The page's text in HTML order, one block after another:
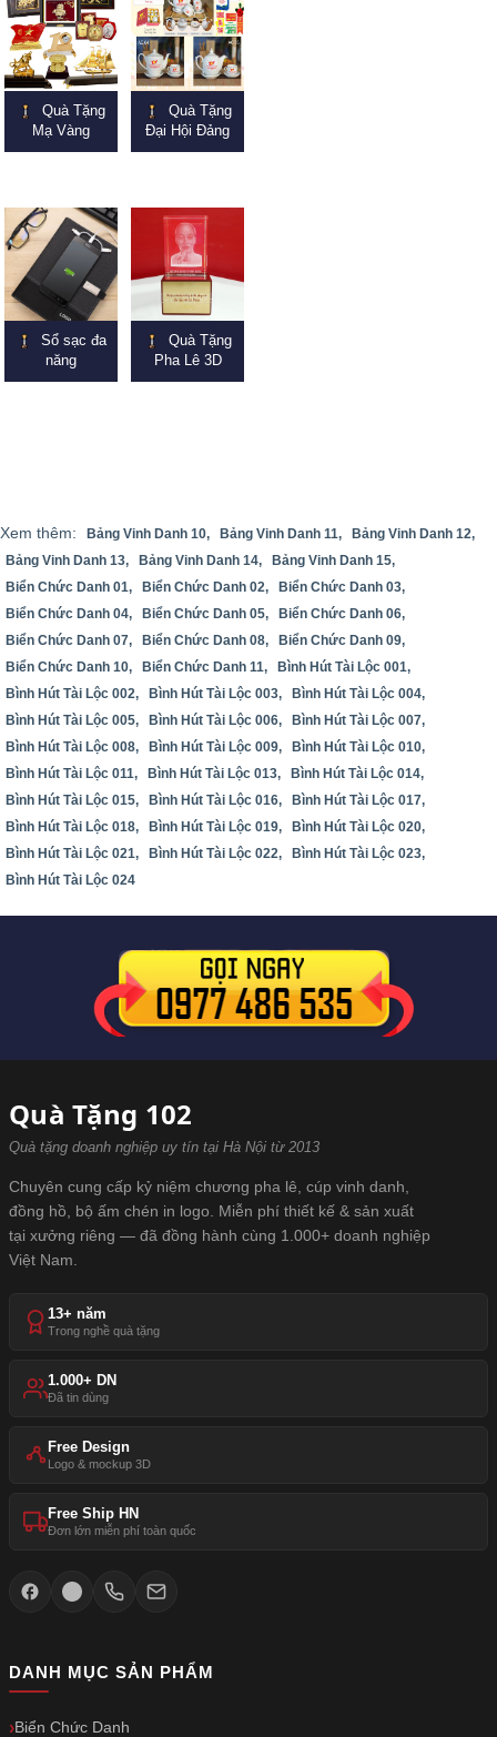
Quà Tặng
Mạ Vàng
Quà Tặng
Đại Hội Đảng
Sổ sạc đa
năng
Quà Tặng
Pha Lê 3D
Xem thêm: Bảng Vinh Danh 10, Bảng Vinh Danh 11,
Bảng Vinh Danh 12,
Bảng Vinh Danh 13,
Bảng Vinh Danh 14,
Bảng Vinh Danh 15,
Biển Chức Danh 01,
Biển Chức Danh 02,
Biển Chức Danh 03,
Biển Chức Danh 04,
Biển Chức Danh 05,
Biển Chức Danh 06,
Biển Chức Danh 07,
Biển Chức Danh 08,
Biển Chức Danh 09,
Biển Chức Danh 10,
Biển Chức Danh 11,
Bình Hút Tài Lộc 001,
Bình Hút Tài Lộc 002,
Bình Hút Tài Lộc 003,
Bình Hút Tài Lộc 004,
Bình Hút Tài Lộc 005,
Bình Hút Tài Lộc 006,
Bình Hút Tài Lộc 007,
Bình Hút Tài Lộc 008,
Bình Hút Tài Lộc 009,
Bình Hút Tài Lộc 010,
Bình Hút Tài Lộc 011,
Bình Hút Tài Lộc 013,
Bình Hút Tài Lộc 014,
Bình Hút Tài Lộc 015,
Bình Hút Tài Lộc 016,
Bình Hút Tài Lộc 017,
Bình Hút Tài Lộc 018,
Bình Hút Tài Lộc 019,
Bình Hút Tài Lộc 020,
Bình Hút Tài Lộc 021,
Bình Hút Tài Lộc 022,
Bình Hút Tài Lộc 023,
Bình Hút Tài Lộc 024
Quà Tặng 102
Quà tặng doanh nghiệp uy tín tại Hà Nội từ 2013
Chuyên cung cấp kỷ niệm chương pha lê, cúp vinh danh,
đồng hồ, bộ ấm chén in logo. Miễn phí thiết kế & sản xuất
tại xưởng riêng — đã đồng hành cùng 1.000+ doanh nghiệp
Việt Nam.
13+ năm
Trong nghề quà tặng
1.000+ DN
Đã tin dùng
Free Design
Logo & mockup 3D
Free Ship HN
Đơn lớn miễn phí toàn quốc
DANH MỤC SẢN PHẨM
Biển Chức Danh